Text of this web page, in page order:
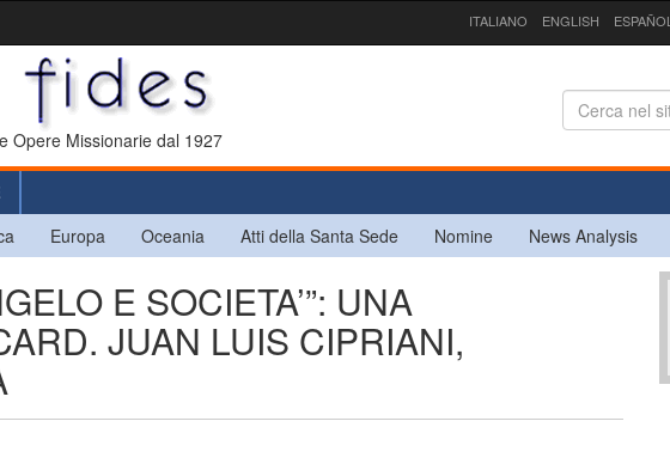
ITALIANO ENGLISH ESPAÑOL
Opere Missionarie dal 1927
Europa Oceania Atti della Santa Sede Nomine News Analysis
E SOCIETA’”: UNA
JUAN LUIS CIPRIANI,